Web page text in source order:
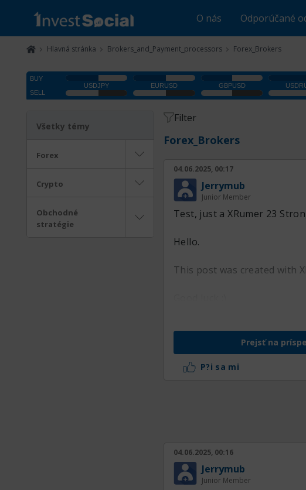
O nás Odporúčané
Hlavná stránka Brokers_and_Payment_processors Forex_Brokers
Všetky témy
Forex
Crypto
Obchodné
stratégie
Filter
Forex_Brokers
04.06.2025, 00:17
Jerrymub
Junior Member
Test, just a XRumer 23
Hello.
This post was created with
Prejsť na
P?i sa mi
04.06.2025, 00:16
Jerrymub
Junior Member